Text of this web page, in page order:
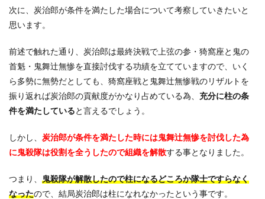
次に、炭治郎が条件を満たした場合について考察していきたいと
思います。
前述で触れた通り、炭治郎は最終決戦で上弦の参・猗窩座と鬼の
首魁・鬼舞辻無惨を直接討伐する功績を立てていますので、いく
ら多勢に無勢だとしても、猗窩座戦と鬼舞辻無惨戦のリザルトを
振り返れば炭治郎の貢献度がかなり占めている為、 充分に柱の条
件を満たしていると言えるでしょう。
しかし、 炭治郎が条件を満たした時には鬼舞辻無惨を討伐した為
に鬼殺隊は役割を全うしたので組織を解散する事となりました。
つまり、 鬼殺隊が解散したので柱になるどころか隊士ですらなく
なったので、結局炭治郎は柱になれなかったという事です。